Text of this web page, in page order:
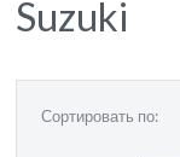
Suzuki
Сортировать по: